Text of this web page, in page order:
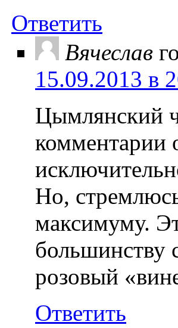
Ответить
Вячеслав
15.09.2013 в
Цымлянский
комментарии
Но,
максимуму.
большинству
розовый
Ответить